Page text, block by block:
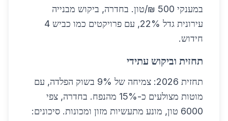
במענקי 500 ₪/טון. בחדרה, ביקוש מבנייה
עירונית גדל 22%, עם פרויקטים כמו כביש 4
חידוש.
תחזית וביקוש עתידי
תחזית 2026: צמיחה של 9% בשוק הפלדה, עם
מוטות מצולעים כ-15% מהנפח. בחדרה, צפי
6000 טון, מונע מתעשיות מזון ומכונות. סיכונים: